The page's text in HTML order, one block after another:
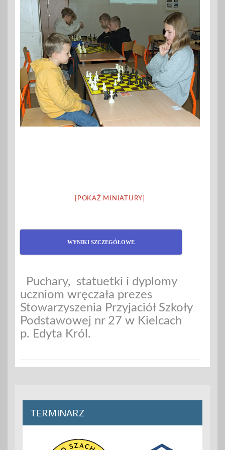
[POKAŻ MINIATURY]
WYNIKI SZCZEGÓŁOWE
Puchary, statuetki i dyplomy
uczniom wręczała prezes
Stowarzyszenia Przyjaciół Szkoły
Podstawowej nr 27 w Kielcach
p. Edyta Król.
TERMINARZ